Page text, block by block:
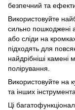
безпечний та
Використовуйте
сильно пошкоджені
або сліди на
підходять для
найдрібніші
полірування.
Використовуйте на
та інших
Ці